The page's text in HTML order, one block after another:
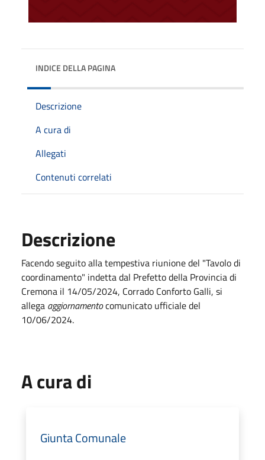
INDICE DELLA PAGINA
Descrizione
A cura di
Allegati
Contenuti correlati
Descrizione
Facendo seguito alla tempestiva riunione del "Tavolo di
coordinamento" indetta dal Prefetto della Provincia di
Cremona il 14/05/2024, Corrado Conforto Galli, si
allega aggiornamentocomunicato ufficiale del
10/06/2024.
A cura di
Giunta Comunale